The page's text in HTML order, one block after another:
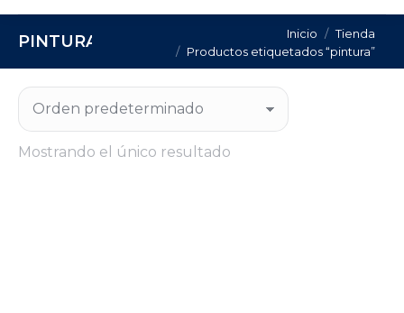
PINTURAEstás aquí: Inicio
Tienda
Productos etiquetados “pintura”
Mostrando el único resultado